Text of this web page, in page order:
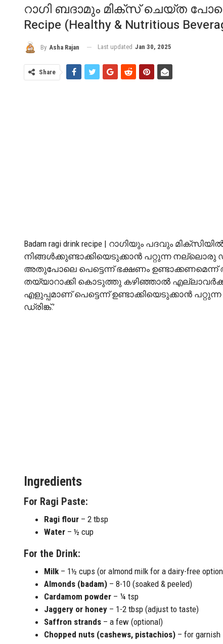
റാഗി ബദാമും മിക്സ് ചെയ്ത
Recipe (Healthy & Nutritious
By Asha Rajan Last updated Jan 30, 2025
Share
Badam ragi drink recipe | റാഗിയും പദവും
നിങ്ങൾക്കുണ്ടാക്കിയെടുക്കാൻ പറ്റുന്ന നല്ലൊരു
അതുപോലെ പെട്ടെന്ന് ഭക്ഷണം
തയ്യാറാക്കി കൊടുത്തു കഴിഞ്ഞാൽ
എളുപ്പമാണ് പെട്ടെന്ന് ഉണ്ടാക്കിയെടുക്കാൻ
ഡ്രിങ്ക്.’
Ingredients
For Ragi Paste:
Ragi flour – 2 tbsp
Water – ½ cup
For the Drink:
Milk – 1½ cups (or almond milk for a dairy-free
Almonds (badam) – 8-10 (soaked & peeled)
Cardamom powder – ¼ tsp
Jaggery or honey – 1-2 tbsp (adjust to taste)
Saffron strands – a few (optional)
Chopped nuts (cashews, pistachios) – for garnish